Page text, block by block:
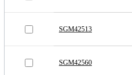
SGM42513
SGM42560